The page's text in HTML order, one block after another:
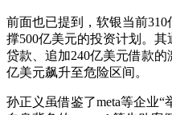
前面也已提到，软银当前
撑500亿美元的投资计划。其
贷款、追加240亿美元借款
亿美元飙升至危险区间。
孙正义虽借鉴了meta等企业